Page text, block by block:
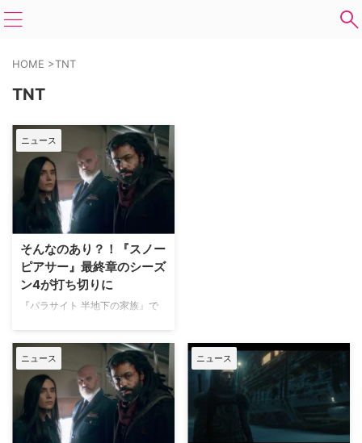
HOME >TNT
TNT
ニュース
そんなのあり？！『スノー
ピアサー』最終章のシーズ
ン4が打ち切りに
『パラサイト 半地下の家族』で
年に発表した同名映画を米TNTが
ドラマシリーズ化した『スノーピ
アサー』。ファイナルシーズンと
なるシーズン4が製作される予定
だったが、打ち切りになることが
発表されたとTV Lineが伝えてい
ニュース ニュース